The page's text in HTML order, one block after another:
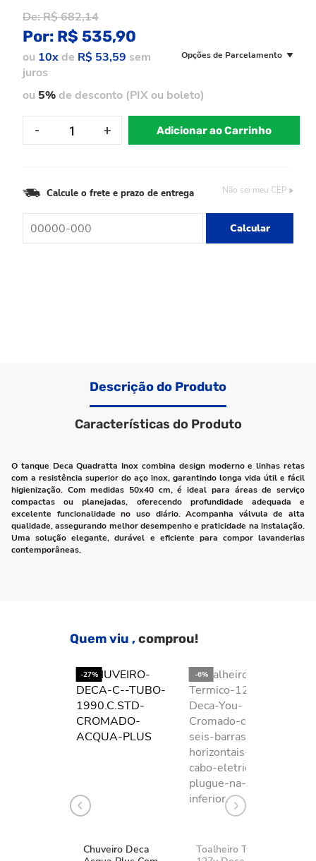
De:R$ 682,14
Por: R$ 535,90
ou 10xde R$ 53,59 sem
juros
Opções de Parcelamento
ou 5%de desconto (PIX ou boleto)
Adicionar ao Carrinho
Calcule o frete e prazo de entrega Não sei meu CEP
Calcular
Descrição do Produto
Características do Produto
O tanque Deca Quadratta Inox combina design moderno e linhas retas
com a resistência superior do aço inox, garantindo longa vida útil e fácil
higienização. Com medidas 50x40 cm, é ideal para áreas de serviço
compactas ou planejadas, oferecendo profundidade adequada e
excelente funcionalidade no uso diário. Acompanha válvula de alta
qualidade, assegurando melhor desempenho e praticidade na instalação.
Uma solução elegante, durável e eficiente para compor lavanderias
contemporâneas.
Quem viu ,comprou!
-27%
Chuveiro Deca
-6%
Toalheiro Térmico